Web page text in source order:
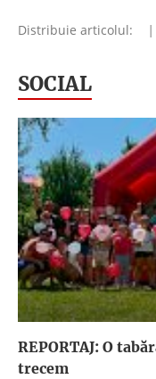
Distribuie articolul: |
SOCIAL
REPORTAJ: O
trecem